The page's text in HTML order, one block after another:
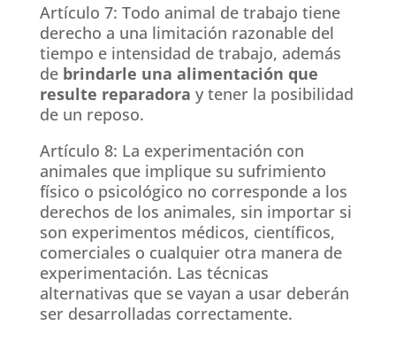
Artículo 7: Todo animal de trabajo tiene
derecho a una limitación razonable del
tiempo e intensidad de trabajo, además
de brindarle una alimentación que
resulte reparadora y tener la posibilidad
de un reposo.
Artículo 8: La experimentación con
animales que implique su sufrimiento
físico o psicológico no corresponde a los
derechos de los animales, sin importar si
son experimentos médicos, científicos,
comerciales o cualquier otra manera de
experimentación. Las técnicas
alternativas que se vayan a usar deberán
ser desarrolladas correctamente.